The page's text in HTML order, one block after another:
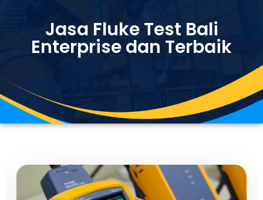
Jasa Fluke Test Bali
Enterprise dan Terbaik